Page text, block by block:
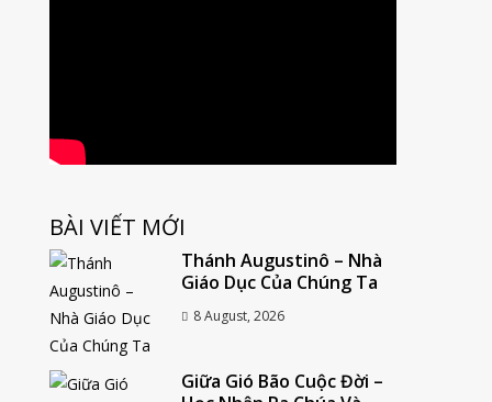
BÀI VIẾT MỚI
Thánh Augustinô – Nhà
Giáo Dục Của Chúng Ta
8 August, 2026
Giữa Gió Bão Cuộc Đời –